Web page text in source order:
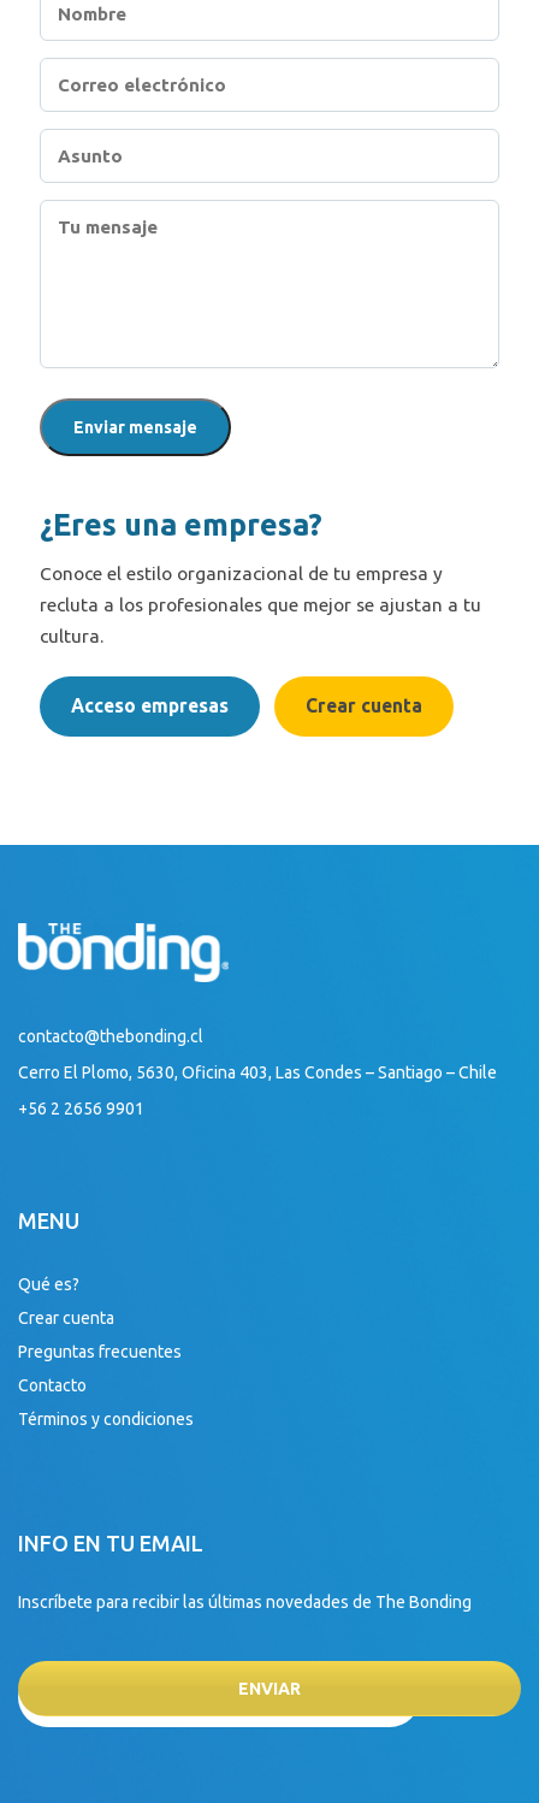
Enviar mensaje
¿Eres una empresa?
Conoce el estilo organizacional de tu empresa y
recluta a los profesionales que mejor se ajustan a tu
cultura.
Acceso empresas Crear cuenta
contacto@thebonding.cl
Cerro El Plomo, 5630, Oficina 403, Las Condes – Santiago – Chile
+56 2 2656 9901
MENU
Qué es?
Crear cuenta
Preguntas frecuentes
Contacto
Términos y condiciones
INFO EN TU EMAIL
Inscríbete para recibir las últimas novedades de The Bonding